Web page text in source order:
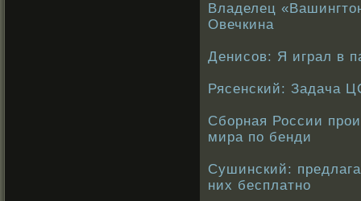
Владелец
Овечкина
Денисов: Я играл в
Рясенский: Задача
Сборная России
мира по бенди
Сушинский:
них бесплатно